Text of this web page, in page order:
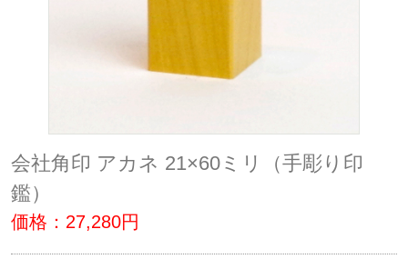
会社角印 アカネ 21×60ミリ（手彫り印
鑑）
価格：27,280円